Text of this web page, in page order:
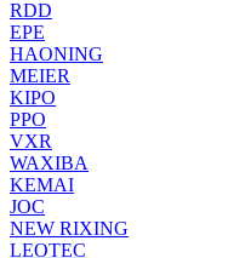
RDD
EPE
HAONING
MEIER
KIPO
PPO
VXR
WAXIBA
KEMAI
JOC
NEW RIXING
LEOTEC